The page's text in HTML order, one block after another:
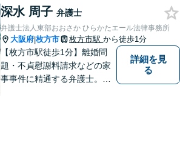
ヒアリングし、あらゆる観点
から解決策をご提案してまい
ります。
深水 周子 弁護士
弁護士法人東部おおさか ひらかたエール法律事務所
大阪府|枚方市 枚方市駅 から徒歩1分
【枚方市駅徒歩1分】離婚問
題・不貞慰謝料請求などの家
事事件に精通する弁護士。依
詳細を見
る